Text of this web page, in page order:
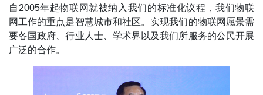
自2005年起物联网就被纳入我们的标准化议程，我们物联
网工作的重点是智慧城市和社区。实现我们的物联网愿景需
要各国政府、行业人士、学术界以及我们所服务的公民开展
广泛的合作。